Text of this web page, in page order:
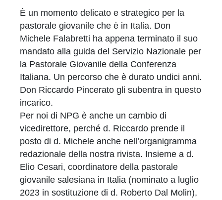
È un momento delicato e strategico per la
pastorale giovanile che è in Italia. Don
Michele Falabretti ha appena terminato il suo
mandato alla guida del Servizio Nazionale per
la Pastorale Giovanile della Conferenza
Italiana. Un percorso che è durato undici anni.
Don Riccardo Pincerato gli subentra in questo
incarico.
Per noi di NPG è anche un cambio di
vicedirettore, perché d. Riccardo prende il
posto di d. Michele anche nell’organigramma
redazionale della nostra rivista. Insieme a d.
Elio Cesari, coordinatore della pastorale
giovanile salesiana in Italia (nominato a luglio
2023 in sostituzione di d. Roberto Dal Molin),